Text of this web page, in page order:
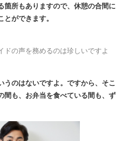
箇所もありますので、休憩の合間に
ができます。
ドの声を務めるのは珍しいですよ
うのはないですよ。ですから、そこ
間も、お弁当を食べている間も、ず